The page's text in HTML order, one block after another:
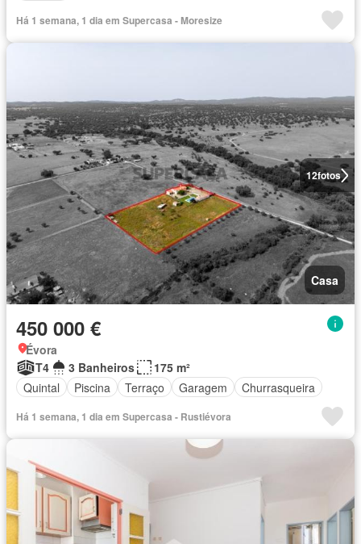
Há 1 semana, 1 dia em Supercasa - Moresize
12fotos
Casa
450 000 €
Évora
T4
3 Banheiros
175 m²
Quintal
Piscina Terraço Garagem Churrasqueira
Há 1 semana, 1 dia em Supercasa - Rustiévora